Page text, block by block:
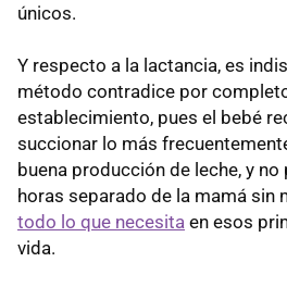
únicos.
Y respecto a la lactancia, es
método contradice por
establecimiento, pues el bebé
succionar lo más
buena producción de leche, y
horas separado de la mamá sin
todo lo que necesita en esos
vida.